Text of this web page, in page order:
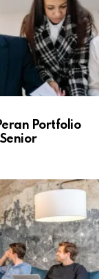
Portfolio